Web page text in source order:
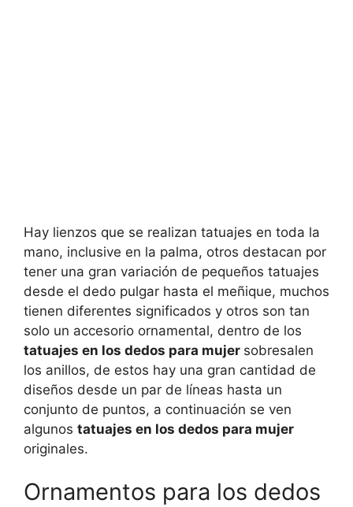
Hay lienzos que se realizan tatuajes en toda la
mano, inclusive en la palma, otros destacan por
tener una gran variación de pequeños tatuajes
desde el dedo pulgar hasta el meñique, muchos
tienen diferentes significados y otros son tan
solo un accesorio ornamental, dentro de los
tatuajes en los dedos para mujer sobresalen
los anillos, de estos hay una gran cantidad de
diseños desde un par de líneas hasta un
conjunto de puntos, a continuación se ven
algunos tatuajes en los dedos para mujer
originales.
Ornamentos para los dedos